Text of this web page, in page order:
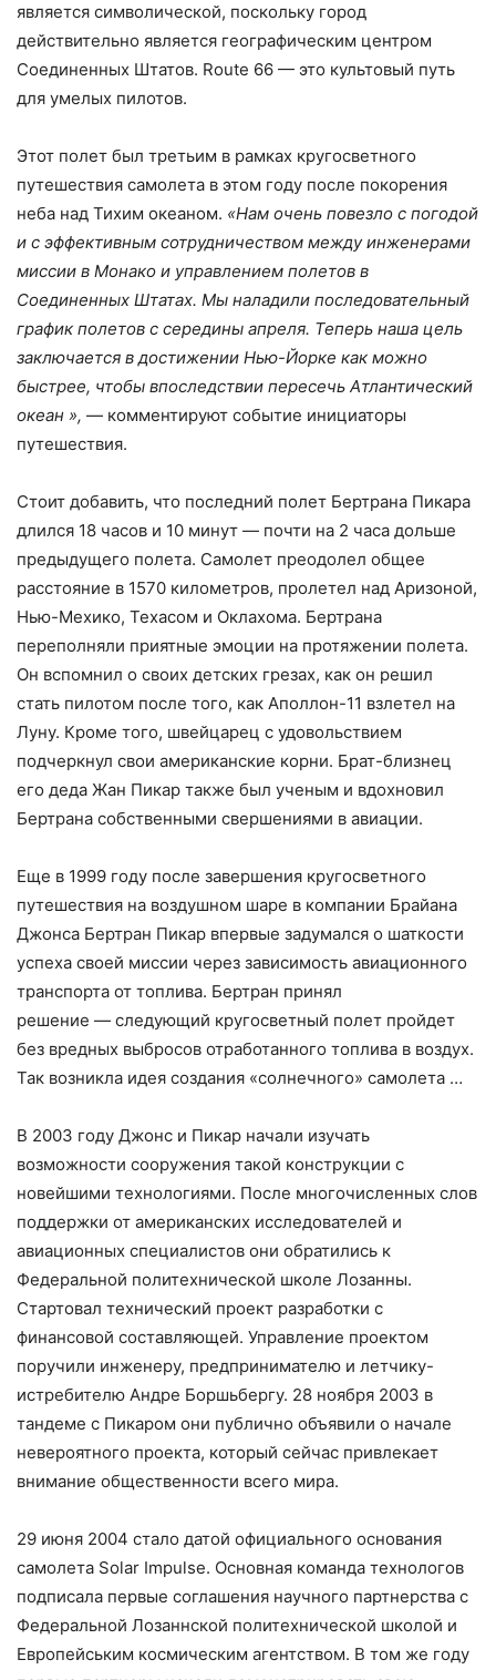
является символической, поскольку город
действительно является географическим центром
Соединенных Штатов. Route 66 — это культовый путь
для умелых пилотов.
Этот полет был третьим в рамках кругосветного
путешествия самолета в этом году после покорения
неба над Тихим океаном. «Нам очень повезло с погодой
и с эффективным сотрудничеством между инженерами
миссии в Монако и управлением полетов в
Соединенных Штатах. Мы наладили последовательный
график полетов с середины апреля. Теперь наша цель
заключается в достижении Нью-Йорке как можно
быстрее, чтобы впоследствии пересечь Атлантический
океан », — комментируют событие инициаторы
путешествия.
Стоит добавить, что последний полет Бертрана Пикара
длился 18 часов и 10 минут — почти на 2 часа дольше
предыдущего полета. Самолет преодолел общее
расстояние в 1570 километров, пролетел над Аризоной,
Нью-Мехико, Техасом и Оклахома. Бертрана
переполняли приятные эмоции на протяжении полета.
Он вспомнил о своих детских грезах, как он решил
стать пилотом после того, как Аполлон-11 взлетел на
Луну. Кроме того, швейцарец с удовольствием
подчеркнул свои американские корни. Брат-близнец
его деда Жан Пикар также был ученым и вдохновил
Бертрана собственными свершениями в авиации.
Еще в 1999 году после завершения кругосветного
путешествия на воздушном шаре в компании Брайана
Джонса Бертран Пикар впервые задумался о шаткости
успеха своей миссии через зависимость авиационного
транспорта от топлива. Бертран принял
решение — следующий кругосветный полет пройдет
без вредных выбросов отработанного топлива в воздух.
Так возникла идея создания «солнечного» самолета …
В 2003 году Джонс и Пикар начали изучать
возможности сооружения такой конструкции с
новейшими технологиями. После многочисленных слов
поддержки от американских исследователей и
авиационных специалистов они обратились к
Федеральной политехнической школе Лозанны.
Стартовал технический проект разработки с
финансовой составляющей. Управление проектом
поручили инженеру, предпринимателю и летчику-
истребителю Андре Боршьбергу. 28 ноября 2003 в
тандеме с Пикаром они публично объявили о начале
невероятного проекта, который сейчас привлекает
внимание общественности всего мира.
29 июня 2004 стало датой официального основания
самолета Solar Impulse. Основная команда технологов
подписала первые соглашения научного партнерства с
Федеральной Лозаннской политехнической школой и
Европейським космическим агентством. В том же году